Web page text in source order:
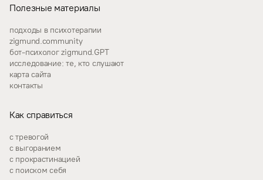
Полезные материалы
подходы в психотерапии
zigmund.community
бот-психолог zigmund.GPT
исследование: те, кто слушают
карта сайта
контакты
Как справиться
с тревогой
с выгоранием
с прокрастинацией
с поиском себя